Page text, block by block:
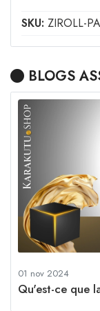
SKU: ZIROLL-
BLOGS
01 nov 2024
Qu'est-ce que